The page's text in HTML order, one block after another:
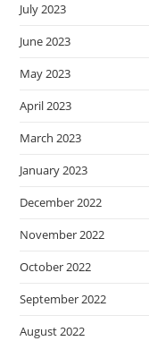
July 2023
June 2023
May 2023
April 2023
March 2023
January 2023
December 2022
November 2022
October 2022
September 2022
August 2022